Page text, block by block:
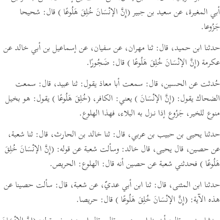
أبي المغيرة، عن سعيد بن جبير(إِنَّ الإنْسَانَ خُلِقَ هَلُوعًا ) قال: شحيحا
جَزُوعا.
حدثنا ابن حميد، قال: ثنا مهران، عن سفيان، عن إسماعيل بن أبي خالد عن
عكرمة(إِنَّ الإنْسَانَ خُلِقَ هَلُوعًا ) قال: ضَجُورًا.
حُدثت عن الحسين، قال: سمعت أبا معاذ يقول: ثنا عبيد، قال: سمعت
الضحاك يقول: (إِنَّ الإنْسَانَ ) يعني: الكافر، (خُلِقَ هَلُوعًا ) يقول: هو بخيل
منوع للخير، جَزُوع إذا نـزل به البلاء، فهذا الهلوع.
حدثنا يحيى بن حبيب بن عربي، قال: ثنا خالد بن الحارث، قال: ثنا شعبة،
عن حصين، قال يحيى، قال خالد: وسألت شعبة عن قوله: (إِنَّ الإنْسَانَ خُلِقَ
هَلُوعًا ) فحدثني شعبة عن حصين أنه قال: الهلوع: الحريص.
حدثنا ابن المثنى، قال: ثنا ابن أبي عديّ، عن شعبة، قال: سألت حصينا عن
هذه الآية: (إِنَّ الإنْسَانَ خُلِقَ هَلُوعًا ) قال: حريصا.